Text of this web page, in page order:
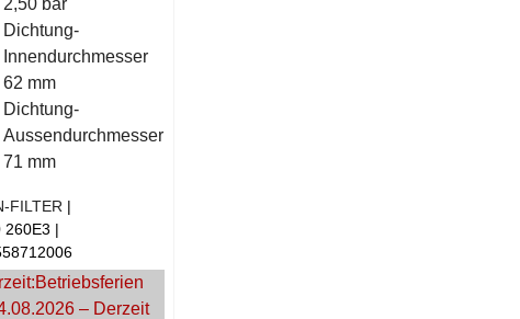
Dichtung-
Innendurchmesser
62 mm
Dichtung-
Aussendurchmesser
71 mm
FILTER
260E3
Betriebsferien
– Derzeit